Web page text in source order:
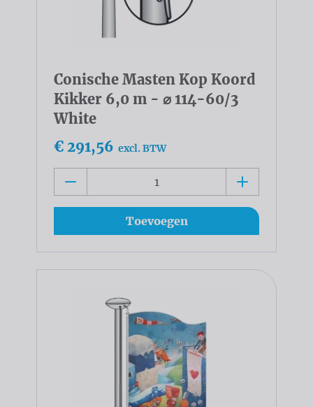
Conische Masten Kop Koord
Kikker 6,0 m - ⌀ 114-60/3
White
€ 291,56 excl. BTW
Toevoegen